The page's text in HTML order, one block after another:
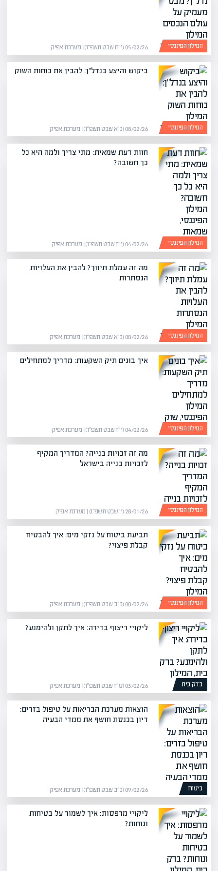
המילון הפיננסי 05/02/26 (י״ח שבט תשפ״ו) | מערכת אפיק
המילון הפיננסי
ביקוש והיצע בנדל"ן: להבין את כוחות השוק
08/02/26 (כ״א שבט תשפ״ו) | מערכת אפיק
המילון הפיננסי
חוות דעת שמאית: מתי צריך ולמה היא כל
כך חשובה?
04/02/26 (י״ז שבט תשפ״ו) | מערכת אפיק
המילון הפיננסי
מה זה עמלת תיווך? להבין את העלויות
הנסתרות
08/02/26 (כ״א שבט תשפ״ו) | מערכת אפיק
המילון הפיננסי
איך בונים תיק השקעות: מדריך למתחילים
04/02/26 (י״ז שבט תשפ״ו) | מערכת אפיק
המילון הפיננסי
מה זה זכויות בנייה? המדריך המקיף
לזכויות בנייה בישראל
28/01/26 (י׳ שבט תשפ״ו) | מערכת אפיק
המילון הפיננסי
תביעת ביטוח על נזקי מים: איך להבטיח
קבלת פיצוי?
08/02/26 (כ״ב שבט תשפ״ו) | מערכת אפיק
בדק בית
ליקויי ריצוף בדירה: איך לתקן ולהימנע?
03/02/26 (ט״ז שבט תשפ״ו) | מערכת אפיק
ביטוח
הוצאות מערכת הבריאות על טיפול בזרים:
דיון בכנסת חושף את ממדי הבעיה
09/02/26 (כ״ב שבט תשפ״ו) | מערכת אפיק
ליקויי מרפסות: איך לשמור על בטיחות
ונוחות?